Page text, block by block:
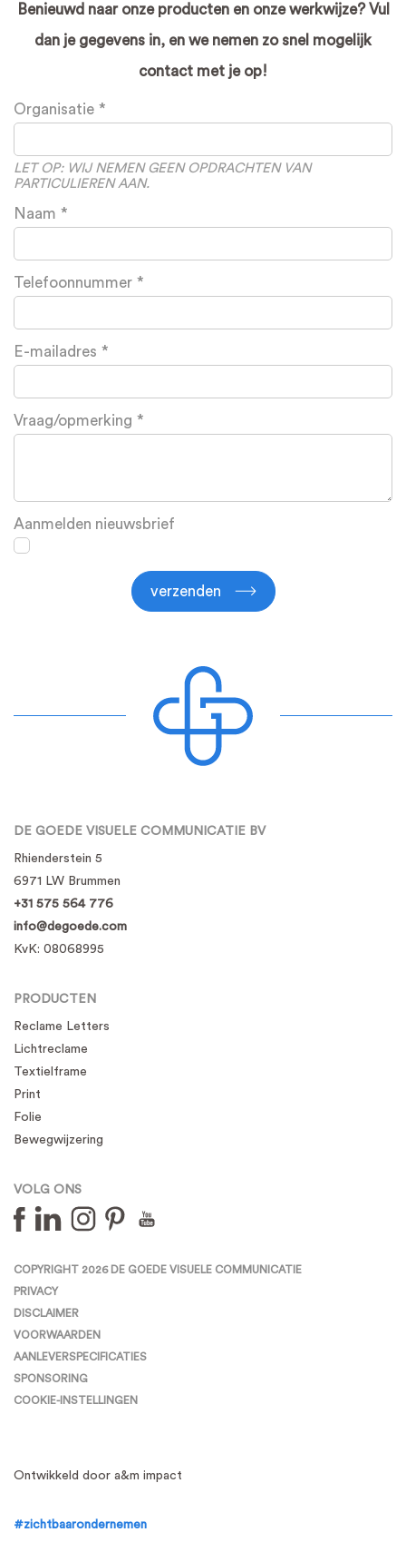
Benieuwd naar onze producten en onze werkwijze? Vul
dan je gegevens in, en we nemen zo snel mogelijk
contact met je op!
Leave
this
blank
Organisatie
LET OP: WIJ NEMEN GEEN OPDRACHTEN VAN
PARTICULIEREN AAN.
Naam
Telefoonnummer
E-mailadres
Vraag/opmerking
Aanmelden nieuwsbrief
verzenden
DE GOEDE VISUELE COMMUNICATIE BV
Rhienderstein 5
6971 LW Brummen
+31 575 564 776
info@degoede.com
KvK: 08068995
PRODUCTEN
Reclame Letters
Lichtreclame
Textielframe
Print
Folie
Bewegwijzering
VOLG ONS
COPYRIGHT 2026 DE GOEDE VISUELE COMMUNICATIE
PRIVACY
DISCLAIMER
VOORWAARDEN
AANLEVERSPECIFICATIES
SPONSORING
COOKIE-INSTELLINGEN
Ontwikkeld door a&m impact
#zichtbaarondernemen